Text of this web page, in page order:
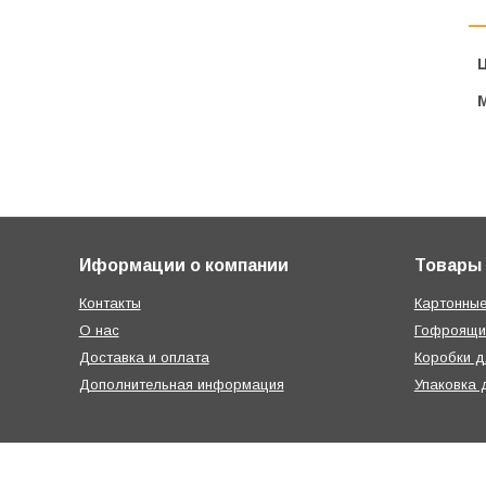
Иформации о компании
Контакты
О нас
Доставка и оплата
Дополнительная информация
Товары
Коробки
Упаковка